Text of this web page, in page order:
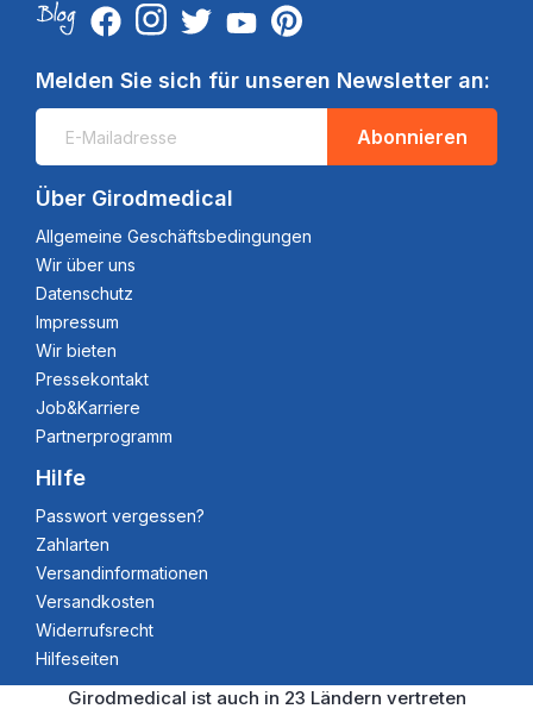
Melden Sie sich für unseren Newsletter an:
Abonnieren
Über Girodmedical
Allgemeine Geschäftsbedingungen
Wir über uns
Datenschutz
Impressum
Wir bieten
Pressekontakt
Job&Karriere
Partnerprogramm
Hilfe
Passwort vergessen?
Zahlarten
Versandinformationen
Versandkosten
Widerrufsrecht
Hilfeseiten
Girodmedical ist auch in 23 Ländern vertreten